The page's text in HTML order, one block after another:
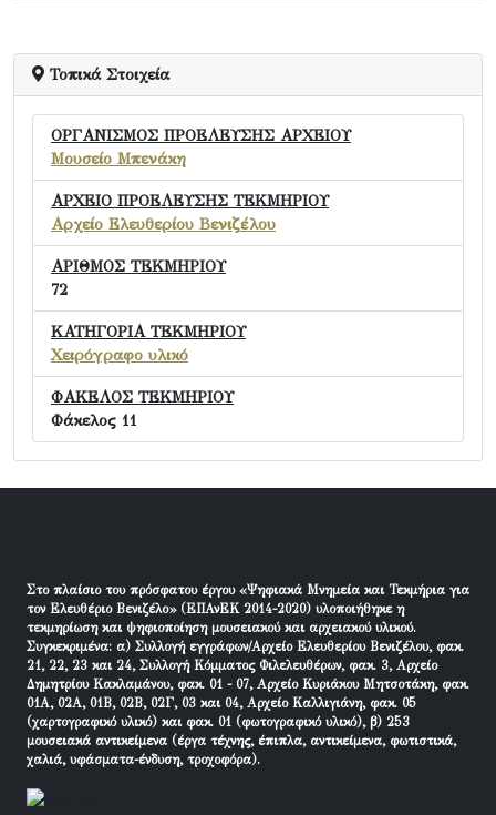
Τοπικά Στοιχεία
ΟΡΓΑΝΙΣΜΟΣ ΠΡΟΕΛΕΥΣΗΣ ΑΡΧΕΙΟΥ
Μουσείο Μπενάκη
ΑΡΧΕΙΟ ΠΡΟΕΛΕΥΣΗΣ ΤΕΚΜΗΡΙΟΥ
Αρχείο Ελευθερίου Βενιζέλου
ΑΡΙΘΜΟΣ ΤΕΚΜΗΡΙΟΥ
72
ΚΑΤΗΓΟΡΙΑ ΤΕΚΜΗΡΙΟΥ
Χειρόγραφο υλικό
ΦΑΚΕΛΟΣ ΤΕΚΜΗΡΙΟΥ
Φάκελος 11
Στο πλαίσιο του πρόσφατου έργου «Ψηφιακά Μνημεία και Τεκμήρια για
τον Ελευθέριο Βενιζέλο» (ΕΠΑνΕΚ 2014-2020) υλοποιήθηκε η
τεκμηρίωση και ψηφιοποίηση μουσειακού και αρχειακού υλικού.
Συγκεκριμένα: α) Συλλογή εγγράφων/Αρχείο Ελευθερίου Βενιζέλου, φακ.
21, 22, 23 και 24, Συλλογή Κόμματος Φιλελευθέρων, φακ. 3, Αρχείο
Δημητρίου Κακλαμάνου, φακ. 01 - 07, Αρχείο Κυριάκου Μητσοτάκη, φακ.
01Α, 02Α, 01Β, 02Β, 02Γ, 03 και 04, Αρχείο Καλλιγιάνη, φακ. 05
(χαρτογραφικό υλικό) και φακ. 01 (φωτογραφικό υλικό), β) 253
μουσειακά αντικείμενα (έργα τέχνης, έπιπλα, αντικείμενα, φωτιστικά,
χαλιά, υφάσματα-ένδυση, τροχοφόρα).